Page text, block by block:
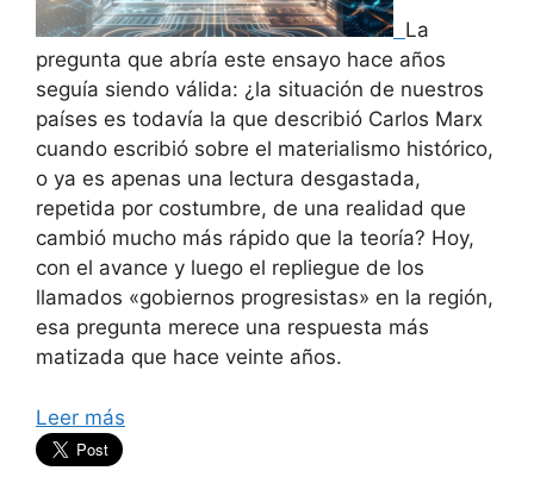
La
pregunta que abría este ensayo hace años
seguía siendo válida: ¿la situación de nuestros
países es todavía la que describió Carlos Marx
cuando escribió sobre el materialismo histórico,
o ya es apenas una lectura desgastada,
repetida por costumbre, de una realidad que
cambió mucho más rápido que la teoría? Hoy,
con el avance y luego el repliegue de los
llamados «gobiernos progresistas» en la región,
esa pregunta merece una respuesta más
matizada que hace veinte años.
Leer más